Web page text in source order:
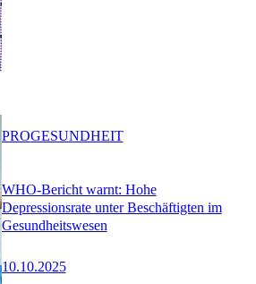
WHO-Bericht warnt: Hohe
Depressionsrate unter Beschäftigten im
Gesundheitswesen
10.10.2025
PROGESUNDHEIT